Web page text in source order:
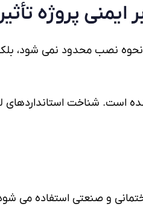
پروژه
نحوه نصب محدود نمی شود،
است. شناخت استانداردهای
و صنعتی استفاده می